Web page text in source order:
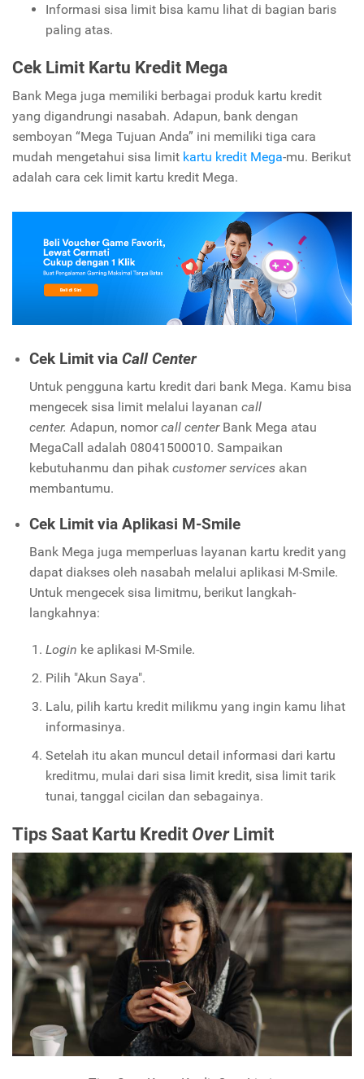
Informasi sisa limit bisa kamu lihat di bagian baris
paling atas.
Cek Limit Kartu Kredit Mega
Bank Mega juga memiliki berbagai produk kartu kredit
yang digandrungi nasabah. Adapun, bank dengan
semboyan “Mega Tujuan Anda” ini memiliki tiga cara
mudah mengetahui sisa limit kartu kredit Mega-mu. Berikut
adalah cara cek limit kartu kredit Mega.
Cek Limit via Call Center
Untuk pengguna kartu kredit dari bank Mega. Kamu bisa
mengecek sisa limit melalui layanan call
center. Adapun, nomorcall centerBank Mega atau
MegaCall adalah 08041500010. Sampaikan
kebutuhanmu dan pihak customer servicesakan
membantumu.
Cek Limit via Aplikasi M-Smile
Bank Mega juga memperluas layanan kartu kredit yang
dapat diakses oleh nasabah melalui aplikasi M-Smile.
Untuk mengecek sisa limitmu, berikut langkah-
langkahnya:
Login ke aplikasi M-Smile.
Pilih "Akun Saya".
Lalu, pilih kartu kredit milikmu yang ingin kamu lihat
informasinya.
Setelah itu akan muncul detail informasi dari kartu
kreditmu, mulai dari sisa limit kredit, sisa limit tarik
tunai, tanggal cicilan dan sebagainya.
Tips Saat Kartu Kredit OverLimit